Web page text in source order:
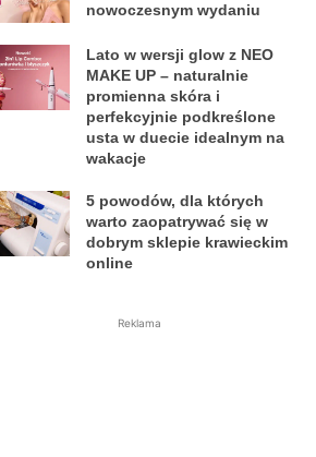
nowoczesnym wydaniu
Lato w wersji glow z NEO
MAKE UP – naturalnie
promienna skóra i
perfekcyjnie podkreślone
usta w duecie idealnym na
wakacje
5 powodów, dla których
warto zaopatrywać się w
dobrym sklepie krawieckim
online
Reklama